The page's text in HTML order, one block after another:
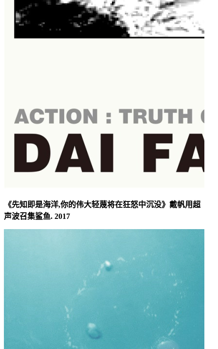
《先知即是海洋,你的伟大轻蔑将在狂怒中沉没》戴帆用超
声波召集鲨鱼. 2017